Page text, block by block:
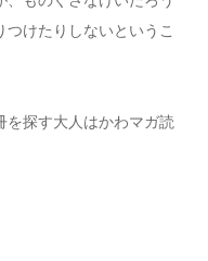
けたりしないというこ
を探す大人はかわマガ読